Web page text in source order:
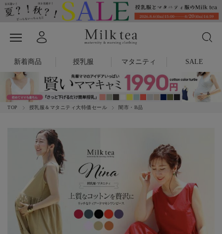
新着商品 授乳服 マタニティ SALE
TOP 授乳服＆マタニティ大特価セール 闇市・B品